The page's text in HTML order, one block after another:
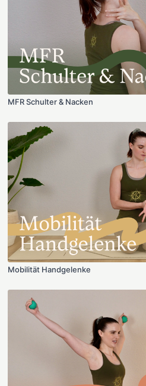
MFR Schulter & Nacken
Mobilität Handgelenke